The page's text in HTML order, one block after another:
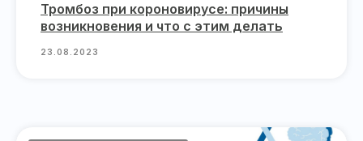
Тромбоз при короновирусе: причины
возникновения и что с этим делать
23.08.2023